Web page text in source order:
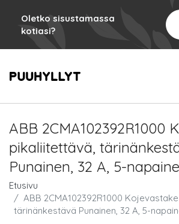
Oletko sisustamassa
kotiasi?
ABB 2CMA102392R1000
pikaliitettävä,
Punainen, 32 A, 5-
Etusivu
ABB 2CMA102392R1000
tärinänkestävä Punainen, 32 A, 5-